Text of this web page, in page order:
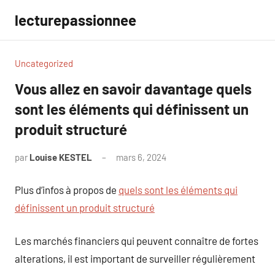
contenu
lecturepassionnee
Uncategorized
Vous allez en savoir davantage quels
sont les éléments qui définissent un
produit structuré
par Louise KESTEL mars 6, 2024
Plus d’infos à propos de quels sont les éléments qui
définissent un produit structuré
Les marchés financiers qui peuvent connaître de fortes
alterations, il est important de surveiller régulièrement